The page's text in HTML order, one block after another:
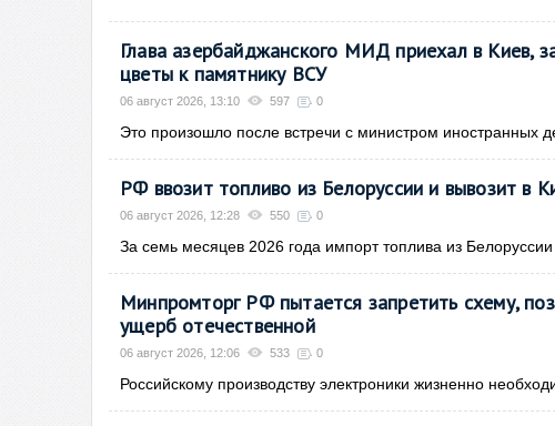
Глава азербайджанского МИД приехал в Киев,
цветы к памятнику ВСУ
06 август 2026, 13:10 597 0
Это произошло после встречи с министром иностранных
РФ ввозит топливо из Белоруссии и вывозит в
06 август 2026, 12:28 550 0
За семь месяцев 2026 года импорт топлива из Белоруссии
Минпромторг РФ пытается запретить схему,
ущерб отечественной
06 август 2026, 12:06 533 0
Российскому производству электроники жизненно